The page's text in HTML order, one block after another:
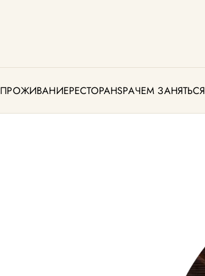
ПРОЖИВАНИЕРЕСТОРАНSPAЧЕМ ЗАНЯТЬСЯ